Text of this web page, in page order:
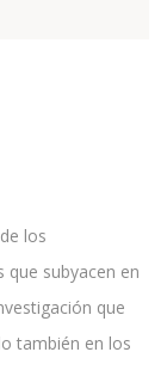
los
subyacen en
que
también en los